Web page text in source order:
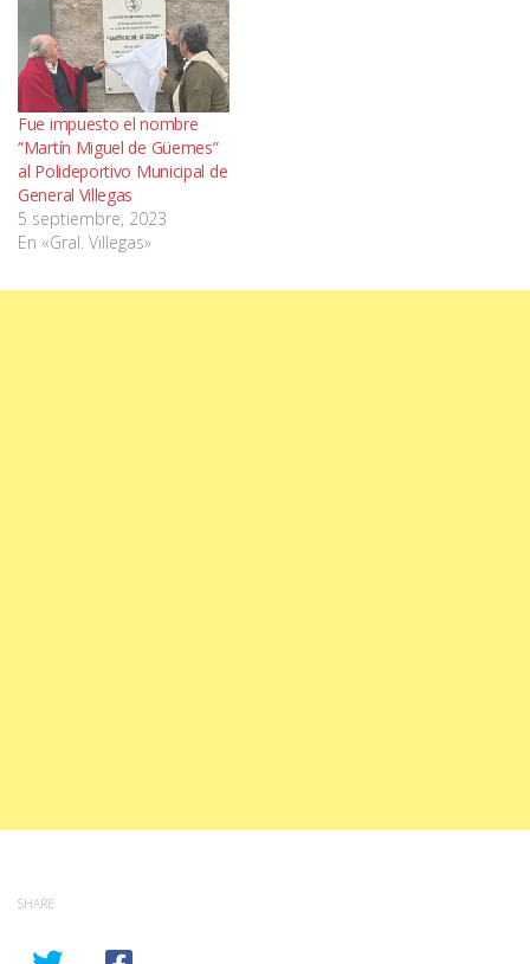
Fue impuesto el nombre
“Martín Miguel de Güemes”
al Polideportivo Municipal de
General Villegas
5 septiembre, 2023
En «Gral. Villegas»
SHARE